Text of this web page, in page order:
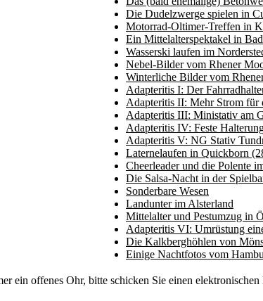
Die Dudelzwerge spielen in
Motorrad-Oltimer-Treffen in
Ein Mittelalterspektakel in
Wasserski laufen im
Nebel-Bilder vom Rhener
Winterliche Bilder vom
Adapteritis I: Der
Adapteritis II: Mehr Strom
Adapteritis III: Ministativ am
Adapteritis IV: Feste
Adapteritis V: NG Stativ
Laternelaufen in Quickborn
Cheerleader und die Polente
Die Salsa-Nacht in der
Sonderbare Wesen
Landunter im Alsterland
Mittelalter und Pestumzug in
Adapteritis VI: Umrüstung
Die Kalkberghöhlen von
Einige Nachtfotos vom
ein offenes Ohr, bitte schicken Sie einen